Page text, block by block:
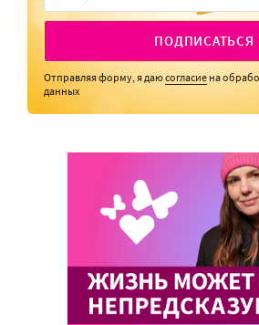
ПОДПИСАТЬСЯ
Отправляя форму, я даюсогласие на
данных